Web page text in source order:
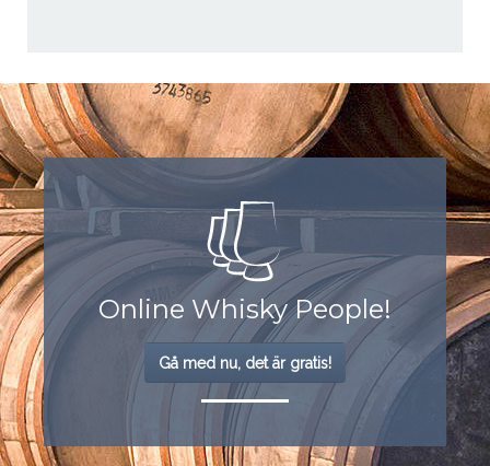
Online Whisky People!
Gå med nu, det är gratis!